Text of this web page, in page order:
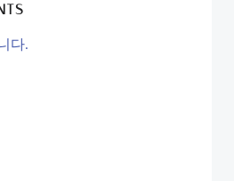
다.